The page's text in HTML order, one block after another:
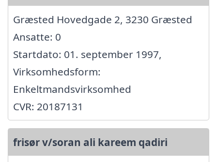
Græsted Hovedgade 2, 3230 Græsted
Ansatte: 0
Startdato: 01. september 1997,
Virksomhedsform:
Enkeltmandsvirksomhed
CVR: 20187131
frisør v/soran ali kareem qadiri